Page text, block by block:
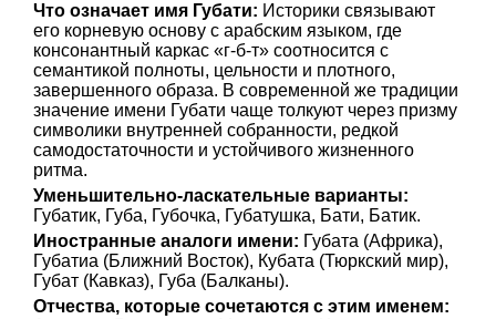
Что означает имя Губати: Историки связывают
его корневую основу с арабским языком, где
консонантный каркас «г-б-т» соотносится с
семантикой полноты, цельности и плотного,
завершенного образа. В современной же традиции
значение имени Губати чаще толкуют через призму
символики внутренней собранности, редкой
самодостаточности и устойчивого жизненного
ритма.
Уменьшительно-ласкательные варианты:
Губатик, Губа, Губочка, Губатушка, Бати, Батик.
Иностранные аналоги имени: Губата (Африка),
Губатиа (Ближний Восток), Кубата (Тюркский мир),
Губат (Кавказ), Губа (Балканы).
Отчества, которые сочетаются с этим именем: